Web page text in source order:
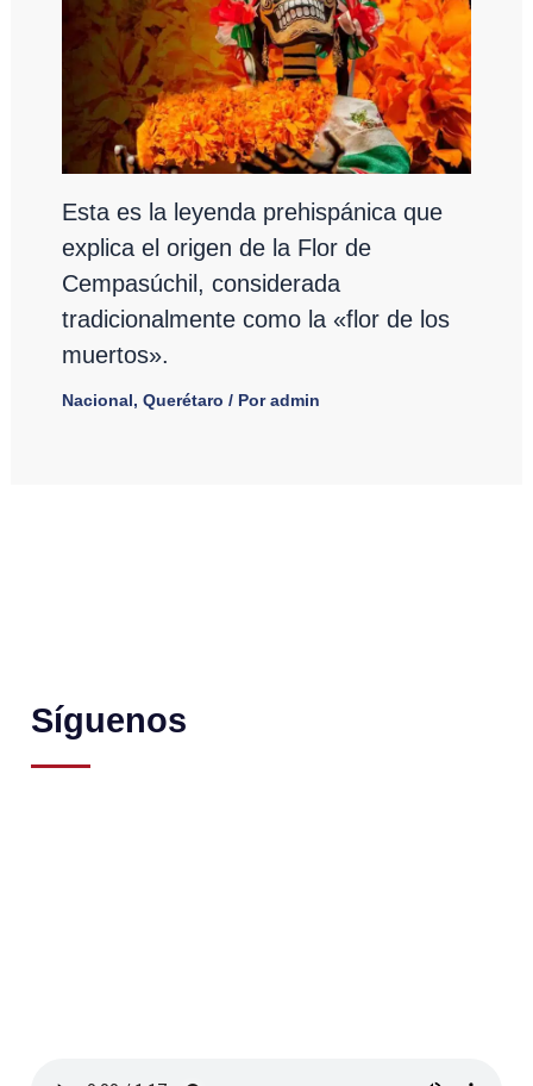
Esta es la leyenda prehispánica que
explica el origen de la Flor de
Cempasúchil, considerada
tradicionalmente como la «flor de los
muertos».
Nacional, Querétaro / Poradmin
Síguenos